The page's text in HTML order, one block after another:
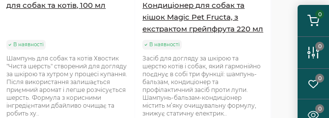
0
0
0
0
для собак та котів, 100 мл
В наявності
Шампунь для собак та котів Хвостик
"Чиста шерсть" створений для догляду
за шкірою та хутром у процесі купання.
Після використання залишається
приємний аромат і легше розчісується
шерсть. Формула з корисними
інгредієнтами дбайливо очищає та
робить ху..
Кондиціонер для собак та
кішок Magic Pet Fructa, з
екстрактом грейпфрута 220 мл
В наявності
Засіб для догляду за шкірою та
шерстю котів і собак, який гармонійно
поєднує в собі три функції: шампунь-
бальзам, кондиціонер та
профілактичний засіб проти лупи.
Шампунь-бальзам-кондиціонер
містить м’яку очищувальну формулу,
знижує статичну електрик..